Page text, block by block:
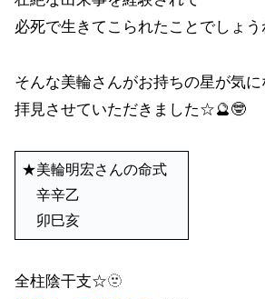
必死で生きてこられたことでしょ
そんな美輪さんがお持ちの星が気に
拝見させていただきました☆🔮🤓
★美輪明宏さんの命式
辛辛乙
卯巳亥
全柱陰干支☆🫥